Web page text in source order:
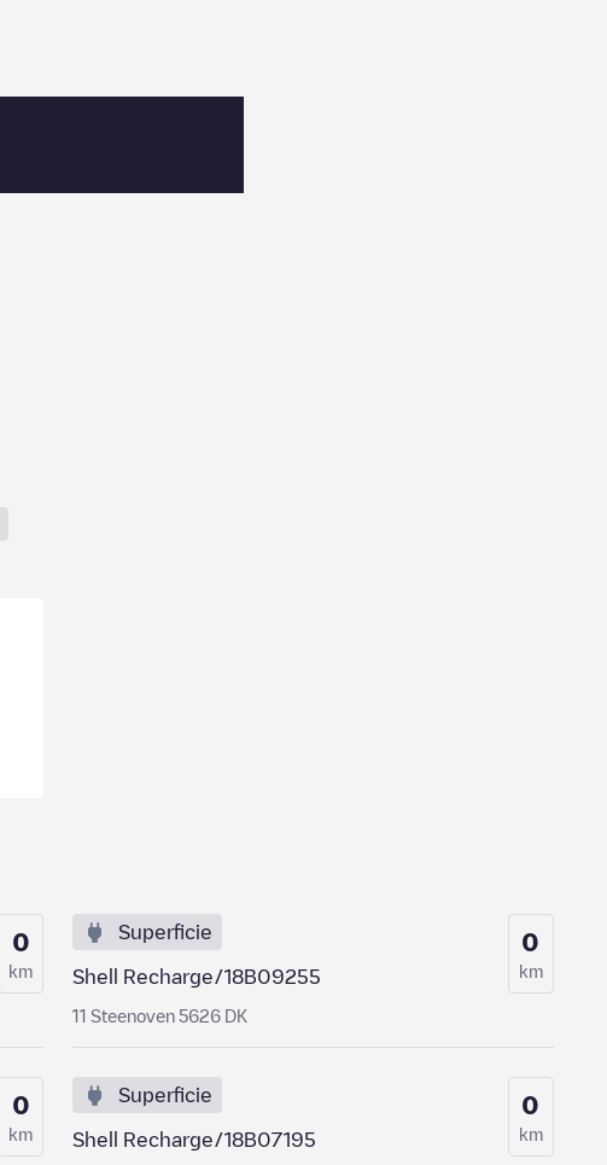
0
km
Superficie
Shell Recharge/18B09255
11 Steenoven 5626 DK
0
km
0
km
Superficie
Shell Recharge/18B07195
0
km